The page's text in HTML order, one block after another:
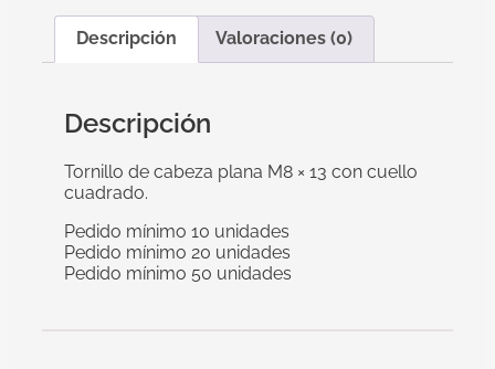
Descripción Valoraciones (0)
Descripción
Tornillo de cabeza plana M8 × 13 con cuello
cuadrado.
Pedido mínimo 10 unidades
Pedido mínimo 20 unidades
Pedido mínimo 50 unidades